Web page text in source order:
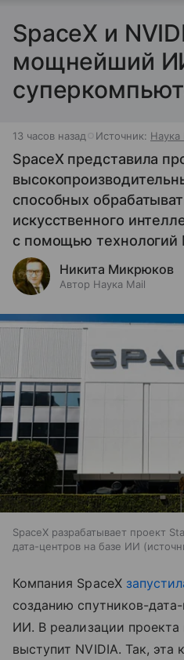
SpaceX и
мощнейший
13 часов назад Источник: Наука
SpaceX представила
способных
искусственного
с помощью технологий
Никита Микрюков
Автор Наука Mail
SpaceX разрабатывает проект
дата-центров на базе ИИ
Компания SpaceX
созданию спутников-
ИИ. В реализации проекта
выступит NVIDIA. Так, эта